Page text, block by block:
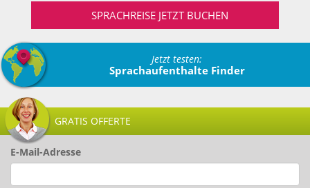
SPRACHREISE JETZT BUCHEN
Jetzt testen:
Sprachaufenthalte Finder
GRATIS OFFERTE
E-Mail-Adresse